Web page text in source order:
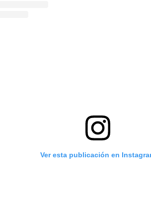
Ver esta publicación en